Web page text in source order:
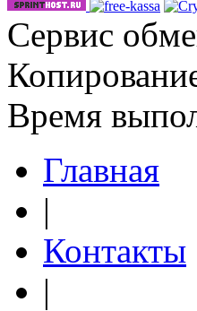
Сервис
Время
Главная
|
Контакты
|